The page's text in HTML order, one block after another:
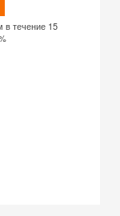
в течение 15